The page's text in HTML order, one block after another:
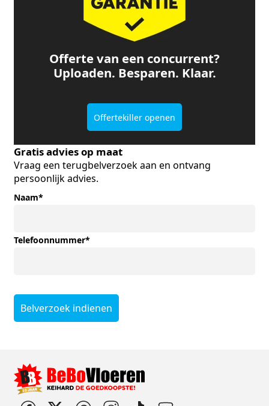
Offerte van een concurrent?
Uploaden. Besparen. Klaar.
Offertekiller openen
Gratis advies op maat
Vraag een terugbelverzoek aan en ontvang
persoonlijk advies.
Naam*
Telefoonnummer*
Belverzoek indienen